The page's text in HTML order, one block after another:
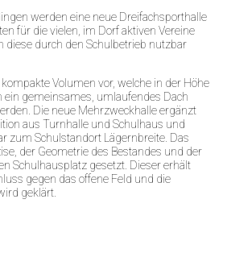
werden eine neue Dreifachsporthalle
für die vielen, im Dorf aktiven Vereine
diese durch den Schulbetrieb nutzbar
Volumen vor, welche in der Höhe
ein gemeinsames, umlaufendes Dach
Die neue Mehrzweckhalle ergänzt
aus Turnhalle und Schulhaus und
zum Schulstandort Lägernbreite. Das
der Geometrie des Bestandes und der
Schulhausplatz gesetzt. Dieser erhält
gegen das offene Feld und die
geklärt.